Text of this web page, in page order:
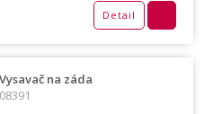
Detail
na záda